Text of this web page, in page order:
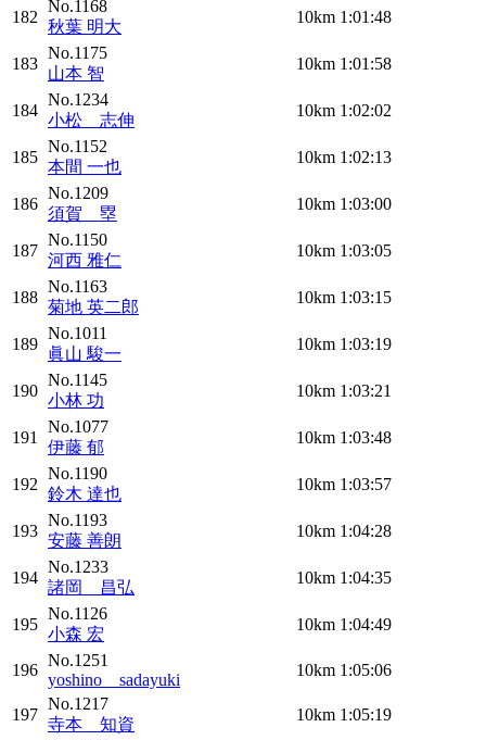
182
No.1168
秋葉 明大
10km 1:01:48
183
No.1175
山本 智
10km 1:01:58
184
No.1234
小松 志伸
10km 1:02:02
185
No.1152
本間 一也
10km 1:02:13
186
No.1209
須賀 塁
10km 1:03:00
187
No.1150
河西 雅仁
10km 1:03:05
188
No.1163
菊地 英二郎
10km 1:03:15
189
No.1011
眞山 駿一
10km 1:03:19
190
No.1145
小林 功
10km 1:03:21
191
No.1077
伊藤 郁
10km 1:03:48
192
No.1190
鈴木 達也
10km 1:03:57
193
No.1193
安藤 善朗
10km 1:04:28
194
No.1233
諸岡 昌弘
10km 1:04:35
195
No.1126
小森 宏
10km 1:04:49
196
No.1251
yoshino sadayuki
10km 1:05:06
197
No.1217
寺本 知資
10km 1:05:19